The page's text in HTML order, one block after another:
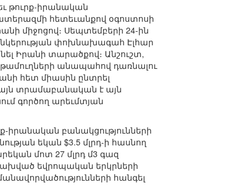
թուրք-իրանական
հետեւանքով օգոստոսի
միջոցով։ Սեպտեմբերի 24-ին
փոխնախագահ Էլհար
Իրանի տարածքով։ Անշուշտ,
անապահով դառնալու
հետ միասին ընտրել
տրամաբանական է այն
գործող արեւմտյան
իրանական բանակցությունների
եկան $3.5 մլրդ-ի հասնող
մոտ 27 մլրդ մ3 գազ
եվրոպական երկրների
հանգել